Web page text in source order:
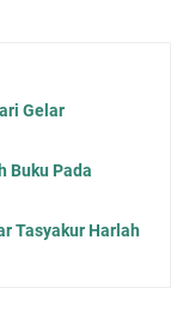
Gelar
Buku Pada
Tasyakur Harlah